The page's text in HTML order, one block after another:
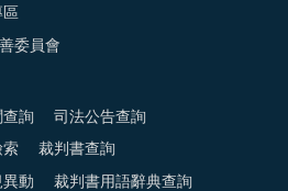
委員會
詢 司法公告查詢
索 裁判書查詢
異動 裁判書用語辭典查詢